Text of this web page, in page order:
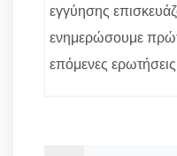
εγγύησης
ενημερώσουμε
επόμενες